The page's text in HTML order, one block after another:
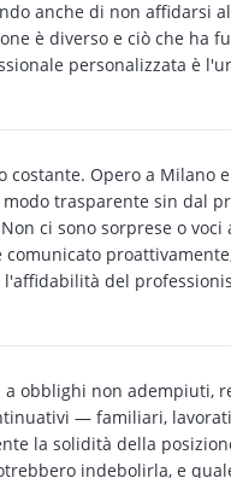
anche di non affidarsi
è diverso e ciò che ha
personalizzata è
costante. Opero a Milano
trasparente sin dal
ci sono sorprese o voci
del
obblighi non adempiuti,
— familiari,
la solidità della
indebolirla, e